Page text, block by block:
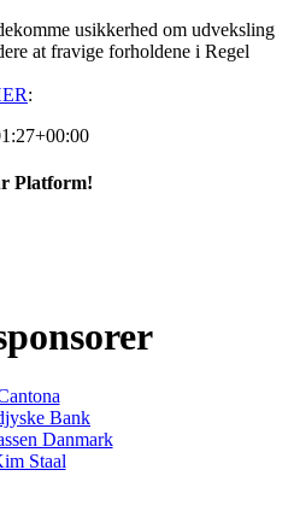
usikkerhed om udveksling
at fravige forholdene i Regel
:
Platform!